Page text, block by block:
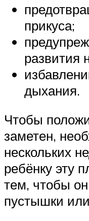
прикуса;
развития
дыхания.
Чтобы
заметен,
нескольких
ребёнку эту
тем, чтобы
пустышки